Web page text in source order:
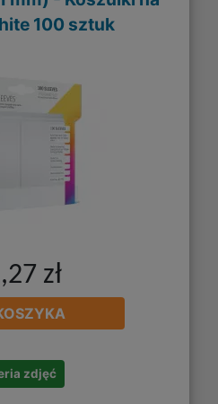
100 sztuk
zł
zdjęć